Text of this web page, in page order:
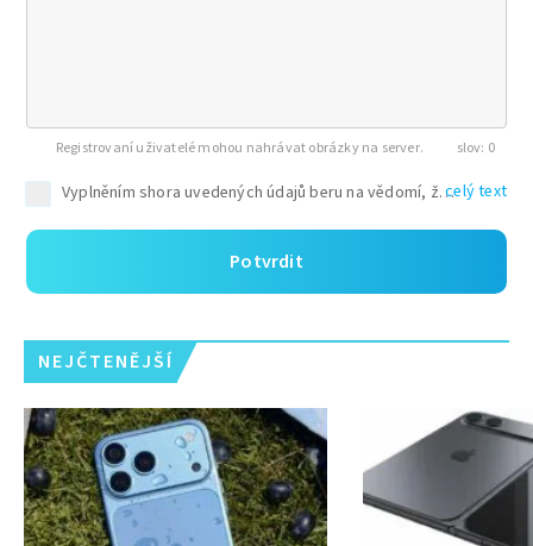
Registrovaní uživatelé mohou nahrávat obrázky na server. 0
celý text
Potvrdit
NEJČTENĚJŠÍ